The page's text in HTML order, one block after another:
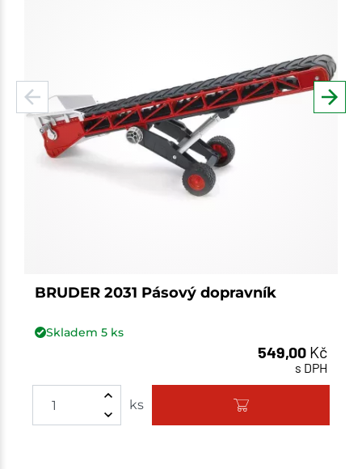
BRUDER 2031 Pásový dopravník
Skladem 5ks
549,00 Kč
s DPH
ks Množství